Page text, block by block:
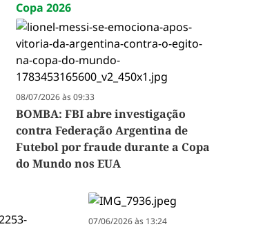
Copa 2026
08/07/2026 às 09:33
BOMBA: FBI abre investigação
contra Federação Argentina de
Futebol por fraude durante a Copa
do Mundo nos EUA
07/06/2026 às 13:24